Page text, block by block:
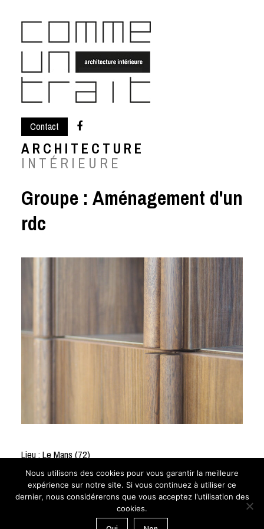
Skip
to
content
Contact
ARCHITECTURE
INTÉRIEURE
Groupe :Aménagement d'un
rdc
Lieu : Le Mans (72)
Maîtrise d’ouvrage : Particuliers
Surface : 60m2
COMME UN TRAITL'architecture d’intérieur — 21 rue de
Nous utilisons des cookies pour vous garantir la meilleure
expérience sur notre site. Si vous continuez à utiliser ce
dernier, nous considérerons que vous acceptez l'utilisation des
cookies.